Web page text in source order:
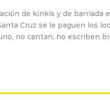
de kinkis y de barriada
Cruz se le paguen los
no cantan, no escriben